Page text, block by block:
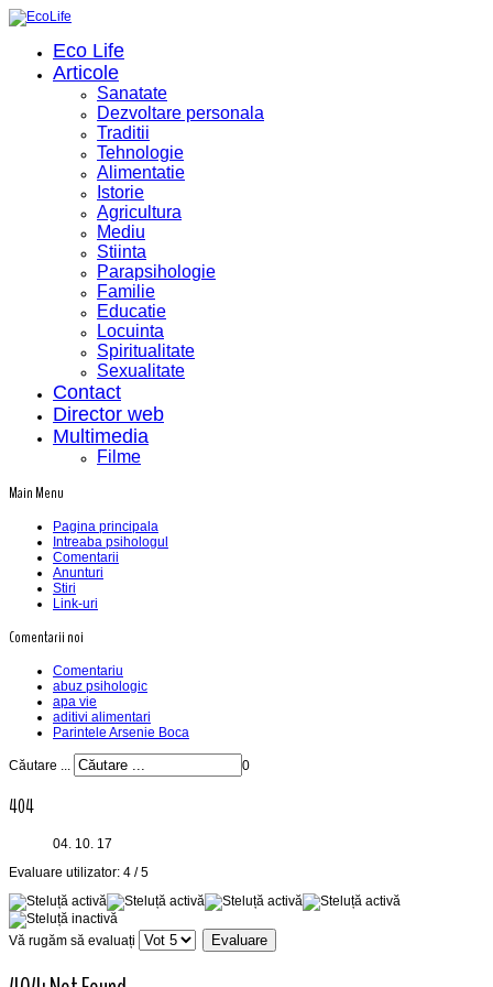
Eco Life
Articole
Sanatate
Dezvoltare personala
Traditii
Tehnologie
Alimentatie
Istorie
Agricultura
Mediu
Stiinta
Parapsihologie
Familie
Educatie
Locuinta
Spiritualitate
Sexualitate
Contact
Director web
Multimedia
Filme
Main Menu
Pagina principala
Intreaba psihologul
Comentarii
Anunturi
Stiri
Link-uri
Comentarii noi
Comentariu
abuz psihologic
apa vie
aditivi alimentari
Parintele Arsenie Boca
Căutare ... 0
404
04. 10. 17
Evaluare utilizator: 4 /5
Vă rugăm să evaluați